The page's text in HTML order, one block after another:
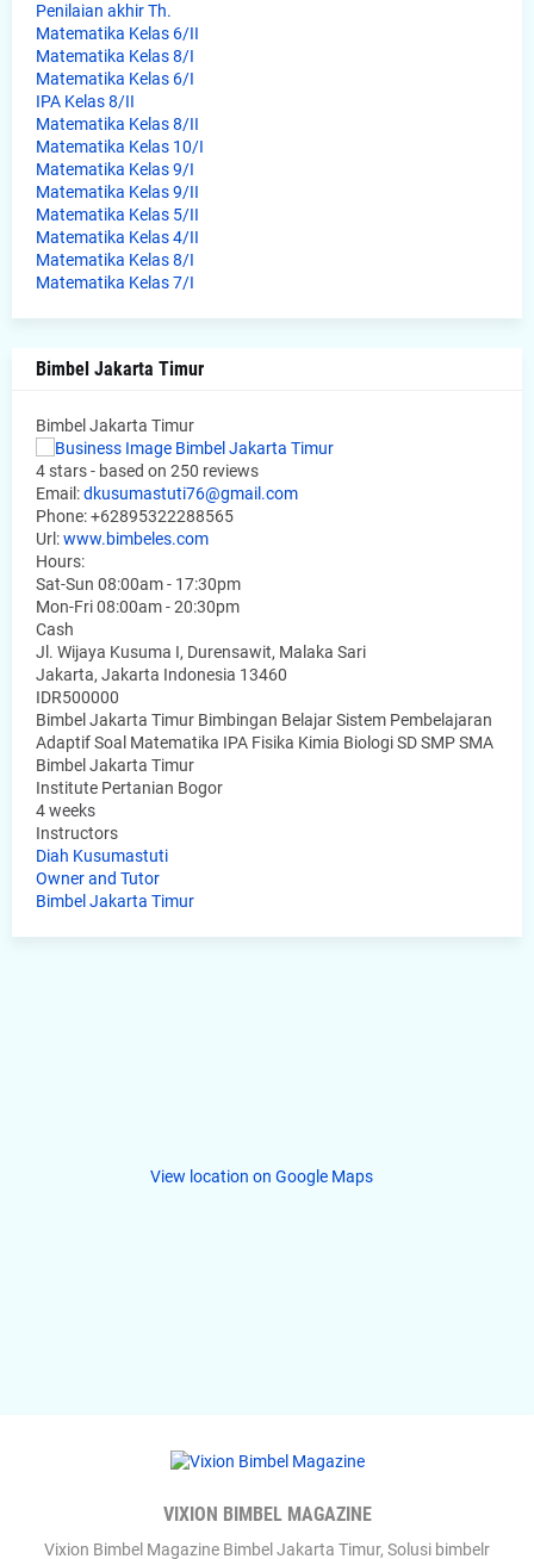
Penilaian akhir Th.
Matematika Kelas 6/II
Matematika Kelas 8/I
Matematika Kelas 6/I
IPA Kelas 8/II
Matematika Kelas 8/II
Matematika Kelas 10/I
Matematika Kelas 9/I
Matematika Kelas 9/II
Matematika Kelas 5/II
Matematika Kelas 4/II
Matematika Kelas 8/I
Matematika Kelas 7/I
Bimbel Jakarta Timur
Bimbel Jakarta Timur
4 stars - based on 250 reviews
Email:dkusumastuti76@gmail.com
Phone:+62895322288565
Url:www.bimbeles.com
Hours:
Sat-Sun 08:00am - 17:30pm
Mon-Fri 08:00am - 20:30pm
Cash
Jl. Wijaya Kusuma I, Durensawit, Malaka Sari
Jakarta, Jakarta Indonesia 13460
IDR500000
Bimbel Jakarta Timur Bimbingan Belajar Sistem Pembelajaran
Adaptif Soal Matematika IPA Fisika Kimia Biologi SD SMP SMA
Bimbel Jakarta Timur
Institute Pertanian Bogor
4 weeks
Instructors
Diah Kusumastuti
Owner and Tutor
Bimbel Jakarta Timur
View location on Google Maps
VIXION BIMBEL MAGAZINE
Vixion Bimbel Magazine Bimbel Jakarta Timur, Solusi bimbelr